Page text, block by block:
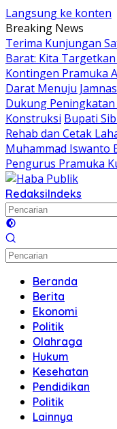
Langsung ke konten
Breaking News
Terima Kunjungan
Barat: Kita
Kontingen Pramuka
Darat Menuju
Dukung
Konstruksi Bupati
Rehab dan Cetak
Muhammad Iswanto
Pengurus Pramuka
RedaksiIndeks
Beranda
Berita
Ekonomi
Politik
Olahraga
Hukum
Kesehatan
Pendidikan
Politik
Lainnya